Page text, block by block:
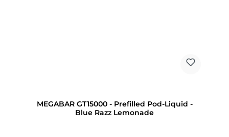
MEGABAR GT15000 - Prefilled Pod-Liquid -
Blue Razz Lemonade